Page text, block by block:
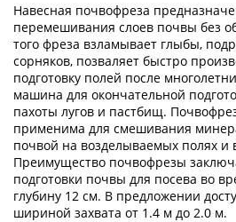
Навесная почвофреза
перемешивания слоев почвы без
того фреза взламывает глыбы,
сорняков, позваляет быстро
подготовку полей после
машина для окончательной
пахоты лугов и пастбищ.
применима для смешивания
почвой на возделываемых полях и
Преимущество почвофрезы
подготовки почвы для посева во
глубину 12 см. В предложении
шириной захвата от 1.4 м до 2.0 м.